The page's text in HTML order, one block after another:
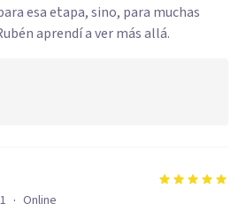
esa etapa, sino, para muchas
aprendí a ver más allá.
· Online